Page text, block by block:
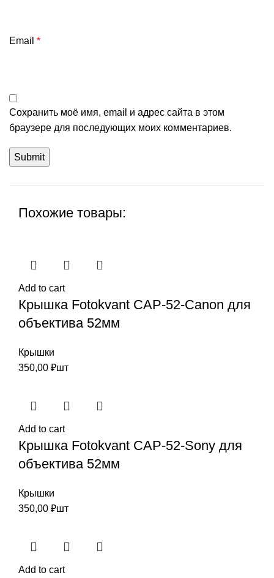
Email *
Сохранить моё имя, email и адрес сайта в этом
браузере для последующих моих комментариев.
Похожие товары:
Add to cart
Крышка Fotokvant CAP-52-Canon для
объектива 52мм
Крышки
350,00 ₽шт
Add to cart
Крышка Fotokvant CAP-52-Sony для
объектива 52мм
Крышки
350,00 ₽шт
Add to cart